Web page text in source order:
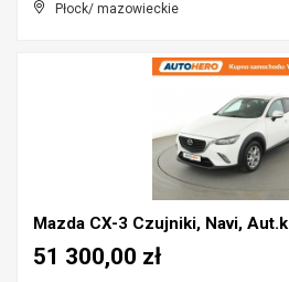
Płock/ mazowieckie
Mazda CX-3 Czujniki, Navi,
51 300,00 zł